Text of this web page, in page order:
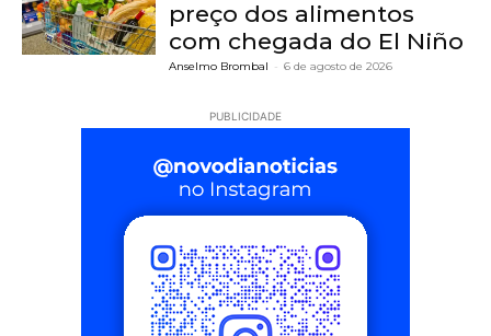
preço dos alimentos
com chegada do El Niño
Anselmo Brombal - 6 de agosto de 2026
PUBLICIDADE